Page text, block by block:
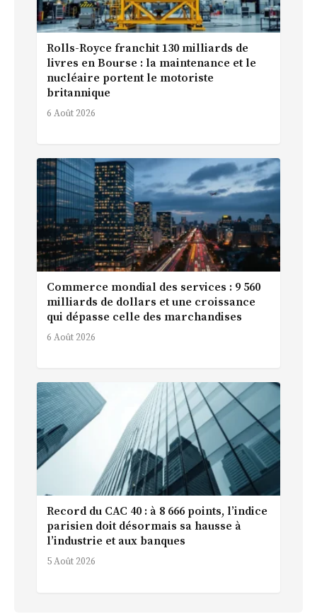
Rolls-Royce franchit 130 milliards de
livres en Bourse : la maintenance et le
nucléaire portent le motoriste
britannique
6 Août 2026
Commerce mondial des services : 9 560
milliards de dollars et une croissance
qui dépasse celle des marchandises
6 Août 2026
Record du CAC 40 : à 8 666 points, l’indice
parisien doit désormais sa hausse à
l’industrie et aux banques
5 Août 2026